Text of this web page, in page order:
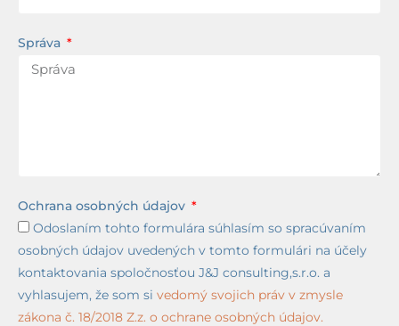
Správa
Ochrana osobných údajov
Odoslaním tohto formulára súhlasím so spracúvaním
osobných údajov uvedených v tomto formulári na účely
kontaktovania spoločnosťou J&J consulting,s.r.o. a
vyhlasujem, že som si vedomý svojich práv v zmysle
zákona č. 18/2018 Z.z. o ochrane osobných údajov.